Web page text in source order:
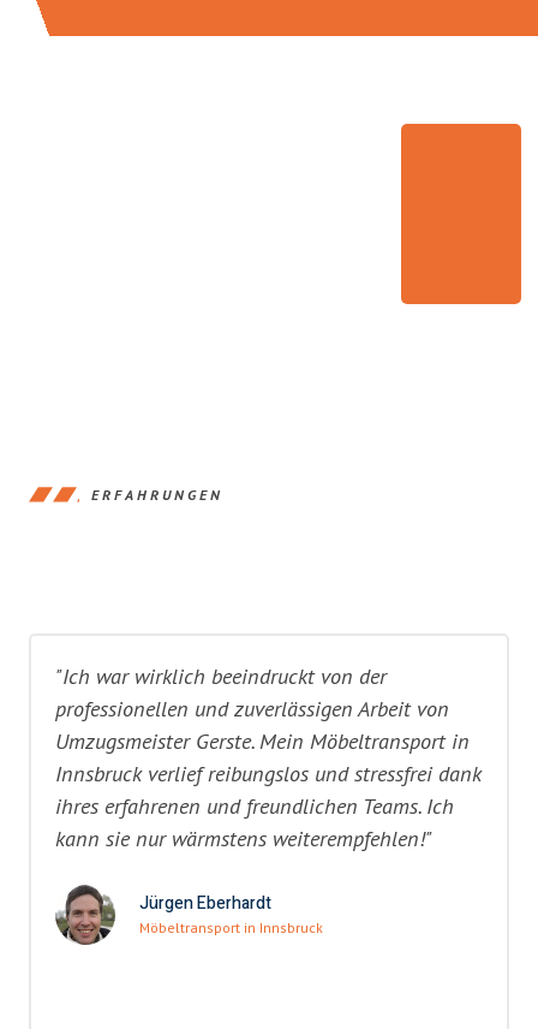
ERFAHRUNGEN
"Ich war wirklich beeindruckt von der
professionellen und zuverlässigen Arbeit von
Umzugsmeister Gerste. Mein Möbeltransport in
Innsbruck verlief reibungslos und stressfrei dank
ihres erfahrenen und freundlichen Teams. Ich
kann sie nur wärmstens weiterempfehlen!"
Jürgen Eberhardt
Möbeltransport in Innsbruck